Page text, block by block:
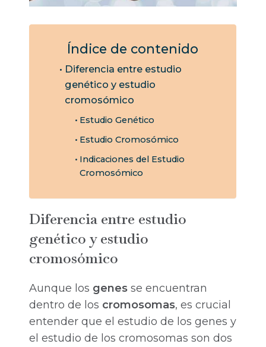
Índice de contenido
Diferencia entre estudio
genético y estudio
cromosómico
Estudio Genético
Estudio Cromosómico
Indicaciones del Estudio
Cromosómico
Diferencia entre estudio
genético y estudio
cromosómico
Aunque los genes se encuentran
dentro de los cromosomas, es crucial
entender que el estudio de los genes y
el estudio de los cromosomas son dos